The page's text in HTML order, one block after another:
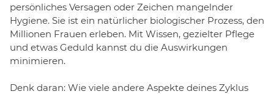
persönliches Versagen oder Zeichen mangelnder
Hygiene. Sie ist ein natürlicher biologischer Prozess, den
Millionen Frauen erleben. Mit Wissen, gezielter Pflege
und etwas Geduld kannst du die Auswirkungen
minimieren.
Denk daran: Wie viele andere Aspekte deines Zyklus